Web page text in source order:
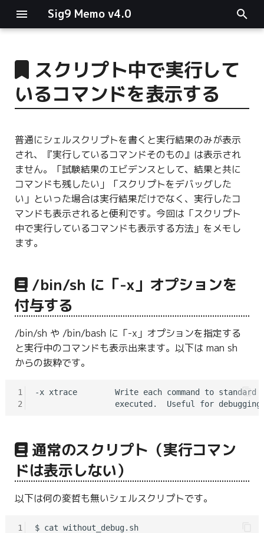
Sig9 Memo v4.0
main関数
リスト関連
ファイルの読み書き
ログ関連
条件分岐
型指定
スクリプト中で実行して
いるコマンドを表示する
普通にシェルスクリプトを書くと実行結果のみが表示
され、『実行しているコマンドそのもの』は表示され
ません。「試験結果のエビデンスとして、結果と共に
コマンドも残したい」「スクリプトをデバッグした
い」といった場合は実行結果だけでなく、実行したコ
マンドも表示されると便利です。今回は「スクリプト
中で実行しているコマンドも表示する方法」をメモし
ます。
/bin/sh に「-x」オプションを
付与する
/bin/sh や /bin/bash に「-x」オプションを指定する
と実行中のコマンドも表示出来ます。以下は man sh
からの抜粋です。
1
2
-x xtrace        Write each command to
通常のスクリプト（実行コマン
ドは表示しない）
以下は何の変哲も無いシェルスクリプトです。
1
$ cat without_debug.sh